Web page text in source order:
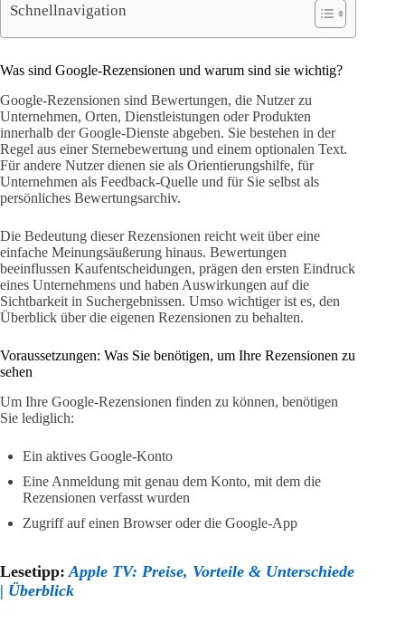
Schnellnavigation
Was sind Google-Rezensionen und warum sind sie wichtig?
Google-Rezensionen sind Bewertungen, die Nutzer zu
Unternehmen, Orten, Dienstleistungen oder Produkten
innerhalb der Google-Dienste abgeben. Sie bestehen in der
Regel aus einer Sternebewertung und einem optionalen Text.
Für andere Nutzer dienen sie als Orientierungshilfe, für
Unternehmen als Feedback-Quelle und für Sie selbst als
persönliches Bewertungsarchiv.
Die Bedeutung dieser Rezensionen reicht weit über eine
einfache Meinungsäußerung hinaus. Bewertungen
beeinflussen Kaufentscheidungen, prägen den ersten Eindruck
eines Unternehmens und haben Auswirkungen auf die
Sichtbarkeit in Suchergebnissen. Umso wichtiger ist es, den
Überblick über die eigenen Rezensionen zu behalten.
Voraussetzungen: Was Sie benötigen, um Ihre Rezensionen zu
sehen
Um Ihre Google-Rezensionen finden zu können, benötigen
Sie lediglich:
Ein aktives Google-Konto
Eine Anmeldung mit genau dem Konto, mit dem die
Rezensionen verfasst wurden
Zugriff auf einen Browser oder die Google-App
Lesetipp: Apple TV: Preise, Vorteile & Unterschiede
| Überblick